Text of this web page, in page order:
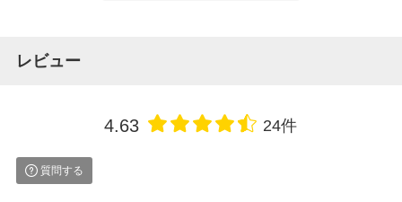
レビュー
4.63 24件
質問する